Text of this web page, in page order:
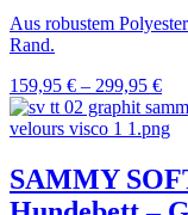
Aus robustem
Rand.
159,95 € – 299,95 €
SAMMY